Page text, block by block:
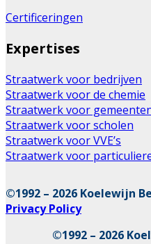
Certificeringen
Expertises
Straatwerk voor bedrijven
Straatwerk voor de chemie
Straatwerk voor
Straatwerk voor scholen
Straatwerk voor VVE’s
Straatwerk voor
©1992 – 2026 Koelewijn
Privacy Policy
©1992 – 2026